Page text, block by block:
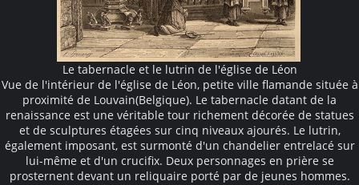
Le tabernacle et le lutrin de l'église de Léon
Vue de l'intérieur de l'église de Léon, petite ville flamande située à
proximité de Louvain(Belgique). Le tabernacle datant de la
renaissance est une véritable tour richement décorée de statues
et de sculptures étagées sur cinq niveaux ajourés. Le lutrin,
également imposant, est surmonté d'un chandelier entrelacé sur
lui-même et d'un crucifix. Deux personnages en prière se
prosternent devant un reliquaire porté par de jeunes hommes.